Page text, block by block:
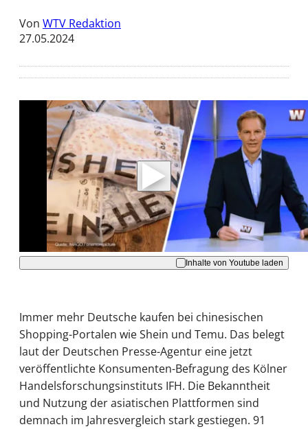
Von WTV Redaktion
27.05.2024
Mit der Wiedergabe dieses Videos werden
Daten an Youtube übertragen.
Hinweise dazu erhalten Sie in derDatenschutzerklärung
Akzeptieren
Inhalte von Youtube laden
Immer mehr Deutsche kaufen bei chinesischen
Shopping-Portalen wie Shein und Temu. Das belegt
laut der Deutschen Presse-Agentur eine jetzt
veröffentlichte Konsumenten-Befragung des Kölner
Handelsforschungsinstituts IFH. Die Bekanntheit
und Nutzung der asiatischen Plattformen sind
demnach im Jahresvergleich stark gestiegen. 91